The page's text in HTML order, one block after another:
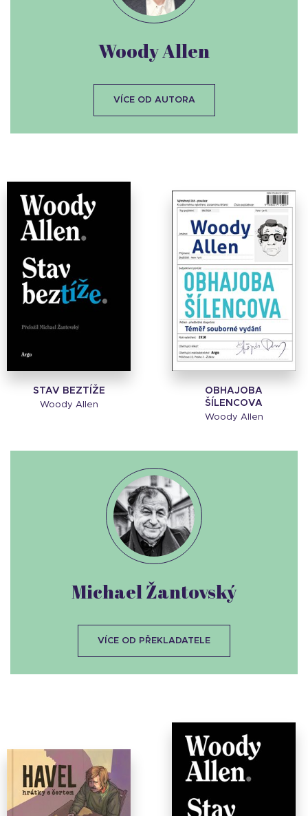
STAV BEZTÍŽE
Woody Allen
OBHAJOBA
ŠÍLENCOVA
Woody Allen
Woody Allen
VÍCE OD AUTORA
Michael Žantovský
VÍCE OD PŘEKLADATELE